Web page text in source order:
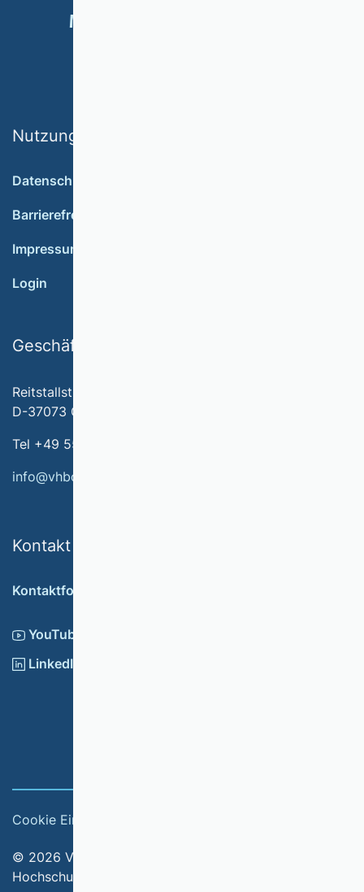
MITGLIED WERDEN
Nutzungsbedingungen
Datenschutz
Barrierefreiheit
Impressum
Login
Geschäftsstelle
Reitstallstr. 7
D-37073 Göttingen
Tel +49 551 79778-566
info@vhbonline.org
Kontakt
Kontaktformular
YouTube
LinkedIn
Cookie Einstellungen
© 2026 Verband der Hochschullehrerinnen und
Hochschullehrer für Betriebswirtschaft e.V.